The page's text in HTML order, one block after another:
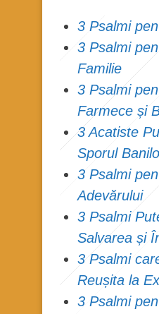
3 Psalmi
3 Psalmi
Familie
3 Psalmi
Farmece și
3 Acatiste
Sporul
3 Psalmi
Adevărului
3 Psalmi
Salvarea și
3 Psalmi
Reușita la
3 Psalmi